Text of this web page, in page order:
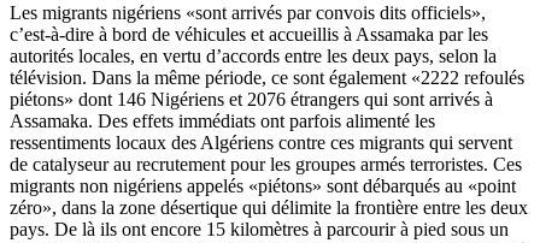
Les migrants nigériens «sont arrivés par convois dits officiels»,
c’est-à-dire à bord de véhicules et accueillis à Assamaka par les
autorités locales, en vertu d’accords entre les deux pays, selon la
télévision. Dans la même période, ce sont également «2222 refoulés
piétons» dont 146 Nigériens et 2076 étrangers qui sont arrivés à
Assamaka. Des effets immédiats ont parfois alimenté les
ressentiments locaux des Algériens contre ces migrants qui servent
de catalyseur au recrutement pour les groupes armés terroristes. Ces
migrants non nigériens appelés «piétons» sont débarqués au «point
zéro», dans la zone désertique qui délimite la frontière entre les deux
pays. De là ils ont encore 15 kilomètres à parcourir à pied sous un